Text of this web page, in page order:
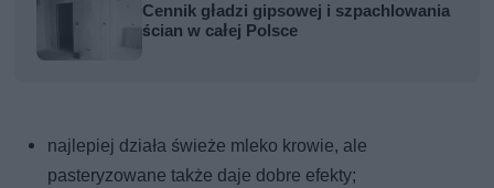
Cennik gładzi gipsowej i szpachlowania
ścian w całej Polsce
najlepiej działa świeże mleko krowie, ale
pasteryzowane także daje dobre efekty;